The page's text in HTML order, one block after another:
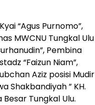
“Agus Purnomo”,
MWCNU Tungkal Ulu
Pembina
“Faizun Niam”,
Aziz posisi Mudir
Shakbandiyah ” KH.
Tungkal Ulu.